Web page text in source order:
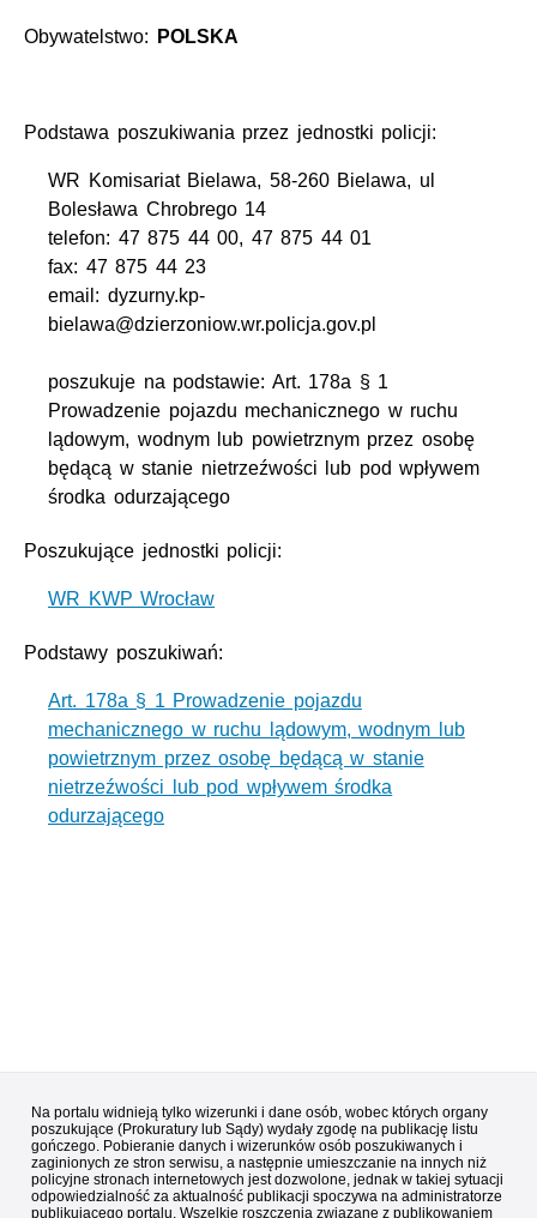
Obywatelstwo: POLSKA
Podstawa poszukiwania przez jednostki policji:
WR Komisariat Bielawa, 58-260 Bielawa, ul
Bolesława Chrobrego 14
telefon: 47 875 44 00, 47 875 44 01
fax: 47 875 44 23
email: dyzurny.kp-
bielawa@dzierzoniow.wr.policja.gov.pl
poszukuje na podstawie: Art. 178a § 1
Prowadzenie pojazdu mechanicznego w ruchu
lądowym, wodnym lub powietrznym przez osobę
będącą w stanie nietrzeźwości lub pod wpływem
środka odurzającego
Poszukujące jednostki policji:
WR KWP Wrocław
Podstawy poszukiwań:
Art. 178a § 1 Prowadzenie pojazdu
mechanicznego w ruchu lądowym, wodnym lub
powietrznym przez osobę będącą w stanie
nietrzeźwości lub pod wpływem środka
odurzającego
Na portalu widnieją tylko wizerunki i dane osób, wobec których organy
poszukujące (Prokuratury lub Sądy) wydały zgodę na publikację listu
gończego. Pobieranie danych i wizerunków osób poszukiwanych i
zaginionych ze stron serwisu, a następnie umieszczanie na innych niż
policyjne stronach internetowych jest dozwolone, jednak w takiej sytuacji
odpowiedzialność za aktualność publikacji spoczywa na administratorze
publikującego portalu. Wszelkie roszczenia związane z publikowaniem